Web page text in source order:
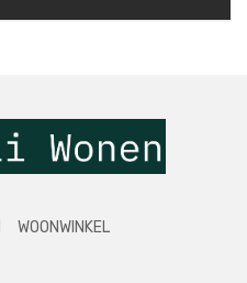
WOONWINKEL